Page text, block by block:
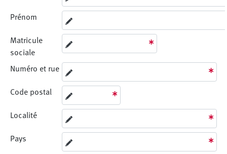
Prénom
Matricule
sociale
Numéro et rue
Code postal
Localité
Pays